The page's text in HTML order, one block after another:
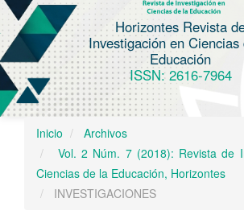
c
n
p
r
c
Horizontes Revista
Investigación en Ciencias
Educación
ISSN: 2616-7964
Inicio
Archivos
Vol. 2 Núm. 7 (2018): Revista de
Ciencias de la Educación, Horizontes
INVESTIGACIONES